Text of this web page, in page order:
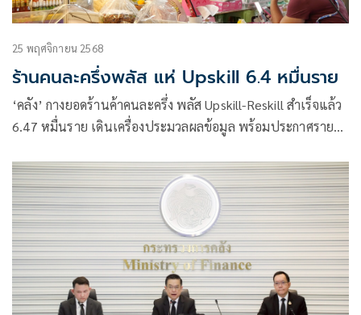
25 พฤศจิกายน 2568
ร้านคนละครึ่งพลัส แห่ Upskill 6.4 หมื่นราย
‘คลัง’ กางยอดร้านค้าคนละครึ่ง พลัส Upskill-Reskill สำเร็จแล้ว
6.47 หมื่นราย เดินเครื่องประมวลผลข้อมูล พร้อมประกาศราย
ในวันที่ 23 ธ.ค. นี้ ผ่านแอปพลิเคชันถุงเงิน-SMS นัดกดปุ่มโอน
เงินวันคริสมาสต์ 25 ธ.ค. 68